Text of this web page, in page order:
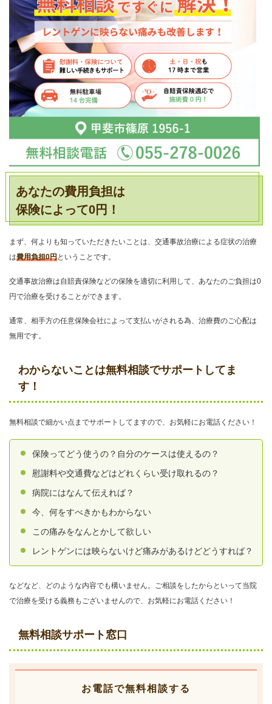
あなたの費用負担は
保険によって0円！
まず、何よりも知っていただきたいことは、交通事故治療による症状の治療
は費用負担0円ということです。
交通事故治療は自賠責保険などの保険を適切に利用して、あなたのご負担は0
円で治療を受けることができます。
通常、相手方の任意保険会社によって支払いがされる為、治療費のご心配は
無用です。
わからないことは無料相談でサポートしてま
す！
無料相談で細かい点までサポートしてますので、お気軽にお電話ください！
保険ってどう使うの？自分のケースは使えるの？
慰謝料や交通費などはどれくらい受け取れるの？
病院にはなんて伝えれば？
今、何をすべきかもわからない
この痛みをなんとかして欲しい
レントゲンには映らないけど痛みがあるけどどうすれば？
などなど、どのような内容でも構いません。ご相談をしたからといって当院
で治療を受ける義務もございませんので、お気軽にお電話ください！
無料相談サポート窓口
お電話で無料相談する